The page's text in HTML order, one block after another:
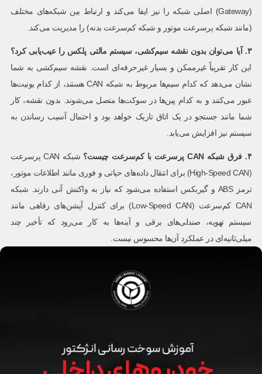
(Gateway) اصلی شبکه را نیز ایفا می‌کند و ارتباط بین شبکه‌های مختلف
(مانند شبکه پرسرعت موتور و شبکه کم‌سرعت بدنه) را مدیریت می‌کند.
۳. آیا می‌توان بدون نقشه سیم‌کشی، سیستم مالتی پلکس را عیب‌یابی کرد؟
این کار تقریباً غیرممکن و بسیار غیرحرفه‌ای است. نقشه سیم‌کشی به شما
نشان می‌دهد که کدام سیم‌ها مربوط به شبکه CAN هستند، از کدام یونیت‌ها
عبور می‌کنند و به کدام پین‌ها در سوکت‌ها متصل می‌شوند. بدون نقشه، کار
شما مانند جستجو در یک اتاق تاریک خواهد بود و احتمال آسیب رساندن به
سیستم نیز افزایش می‌یابد.
۴.فرق شبکه CAN پرسرعت با کم‌سرعت چیست؟
شبکه CAN پرسرعت
(High-Speed CAN) برای انتقال داده‌های حیاتی و فوری مانند اطلاعات موتور،
ترمز ABS و گیربکس استفاده می‌شود که نیاز به واکنش آنی دارند. شبکه
CAN کم‌سرعت (Low-Speed CAN) برای کنترل آپشن‌های رفاهی مانند
سیستم تهویه، صندلی‌های برقی و آینه‌ها به کار می‌رود که تأخیر چند
میلی‌ثانیه‌ای در عملکرد آن‌ها محسوس نیست.